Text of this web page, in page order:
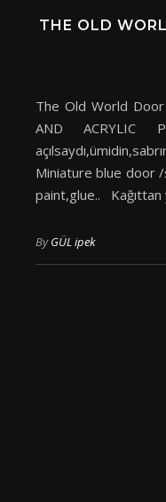
THE OLD
The Old World
AND
Miniature blue door
paint,glue.. Kağıttan
ByGÜL ipek